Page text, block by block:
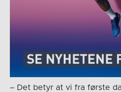
– Det betyr at vi fra første